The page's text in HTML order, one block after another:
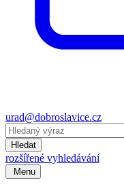
urad@dobroslavice.cz
Hledat
rozšířené vyhledávání
Menu